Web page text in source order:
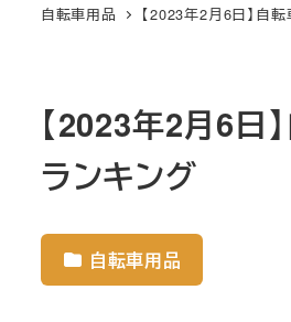
自転車用品
【2023年2月6日】自
【2023年2月6日
ランキング
自転車用品